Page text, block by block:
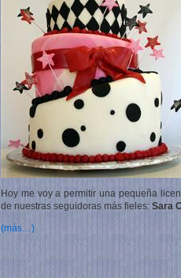
Hoy me voy a permitir una pequeña
de nuestras seguidoras más fieles: Sara
(más…)